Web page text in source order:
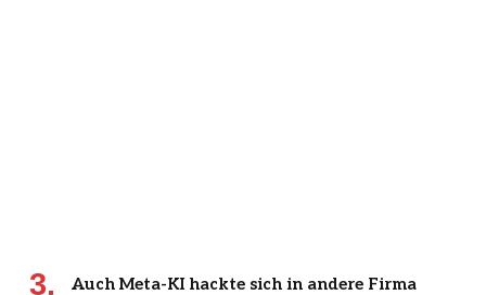
Auch Meta-KI hackte sich in andere Firma